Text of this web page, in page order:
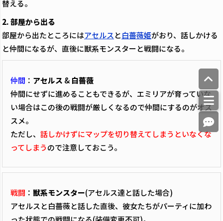
替える。
2. 部屋から出る
部屋から出たところにはアセルスと白薔薇姫がおり、話しかける
と仲間になるが、直後に獣系モンスターと戦闘になる。
仲間 ： アセルス & 白薔薇
仲間にせずに進めることもできるが、エミリアが育っていな
い場合はこの後の戦闘が厳しくなるので仲間にするのがオス
スメ。
ただし、 話しかけずにマップを切り替えてしまうといなくな
ってしまうので注意しておこう。
戦闘 ： 獣系モンスター(アセルス達と話した場合)
アセルスと白薔薇と話した直後、彼女たちがパーティに加わ